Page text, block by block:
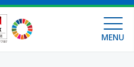
MENU